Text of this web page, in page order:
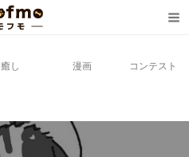
癒し 漫画 コンテスト